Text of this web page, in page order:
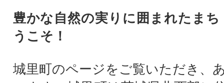
豊かな自然の実りに囲まれたま
うこそ！
城里町のページをご覧いただき、